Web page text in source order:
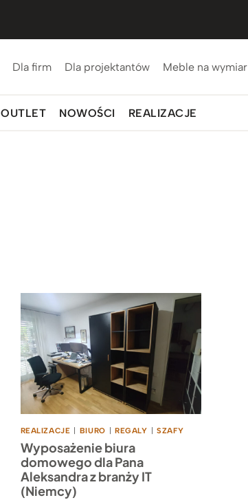
Dla firm Dla projektantów Meble na wymiar
OUTLET NOWOŚCI REALIZACJE
REALIZACJE | BIURO | REGALY | SZAFY
Wyposażenie biura
domowego dla Pana
Aleksandra z branży IT
(Niemcy)